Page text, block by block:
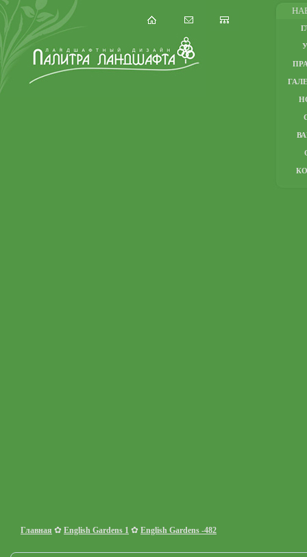
Главная ✿ English Gardens 1 ✿ English Gardens -482